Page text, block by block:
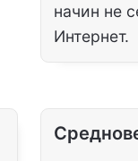
начин не
Интернет.